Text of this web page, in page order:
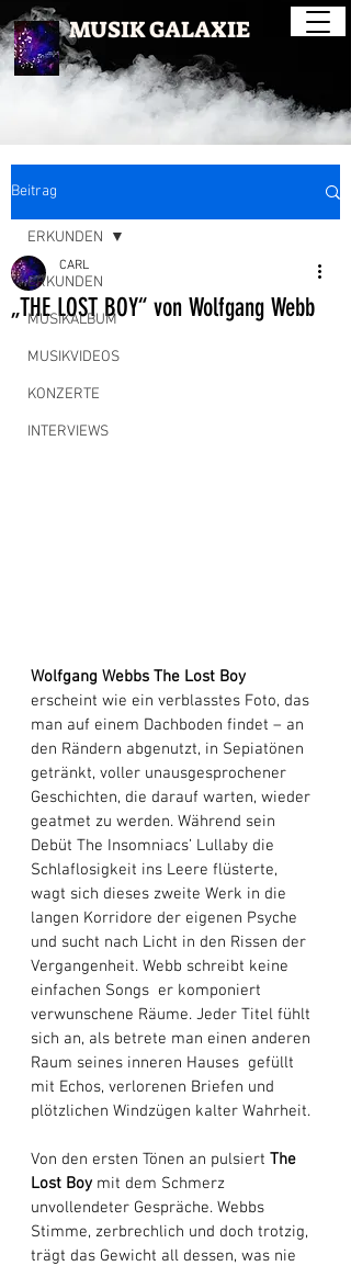
MUSIK GALAXIE
Beitrag
ERKUNDEN
MUSIKALBUM
MUSIKVIDEOS
KONZERTE
INTERVIEWS
ERKUNDEN
„THE LOST BOY“ von Wolfgang Webb
CARL
Wolfgang Webbs The Lost Boy
erscheint wie ein verblasstes Foto, das
man auf einem Dachboden findet – an
den Rändern abgenutzt, in Sepiatönen
getränkt, voller unausgesprochener
Geschichten, die darauf warten, wieder
geatmet zu werden. Während sein
Debüt The Insomniacs’ Lullaby die
Schlaflosigkeit ins Leere flüsterte,
wagt sich dieses zweite Werk in die
langen Korridore der eigenen Psyche
und sucht nach Licht in den Rissen der
Vergangenheit. Webb schreibt keine
einfachen Songs  er komponiert
verwunschene Räume. Jeder Titel fühlt
sich an, als betrete man einen anderen
Raum seines inneren Hauses  gefüllt
mit Echos, verlorenen Briefen und
plötzlichen Windzügen kalter Wahrheit.
Von den ersten Tönen an pulsiert The
Lost Boy mit dem Schmerz
unvollendeter Gespräche. Webbs
Stimme, zerbrechlich und doch trotzig,
trägt das Gewicht all dessen, was nie